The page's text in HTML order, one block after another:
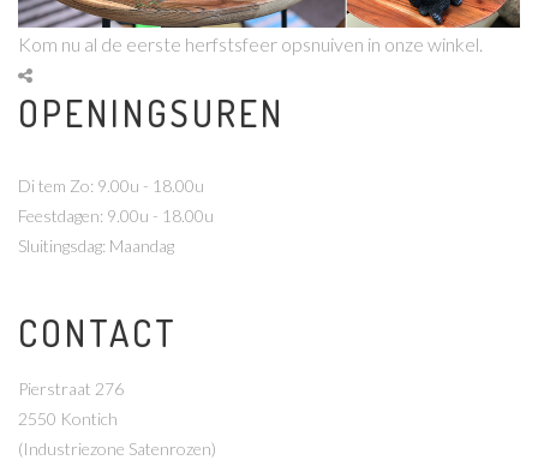
Kom nu al de eerste herfstsfeer opsnuiven in onze winkel.
OPENINGSUREN
Di tem Zo: 9.00u - 18.00u
Feestdagen: 9.00u - 18.00u
Sluitingsdag: Maandag
CONTACT
Pierstraat 276
2550 Kontich
(Industriezone Satenrozen)